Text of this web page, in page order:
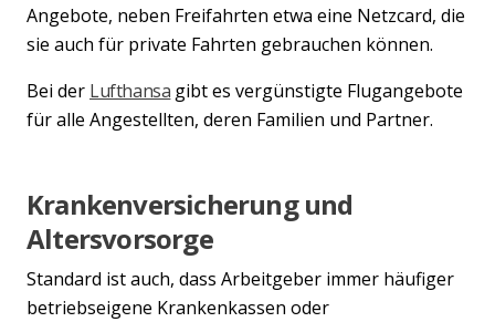
Angebote, neben Freifahrten etwa eine Netzcard, die
sie auch für private Fahrten gebrauchen können.
Bei der Lufthansa gibt es vergünstigte Flugangebote
für alle Angestellten, deren Familien und Partner.
Krankenversicherung und
Altersvorsorge
Standard ist auch, dass Arbeitgeber immer häufiger
betriebseigene Krankenkassen oder